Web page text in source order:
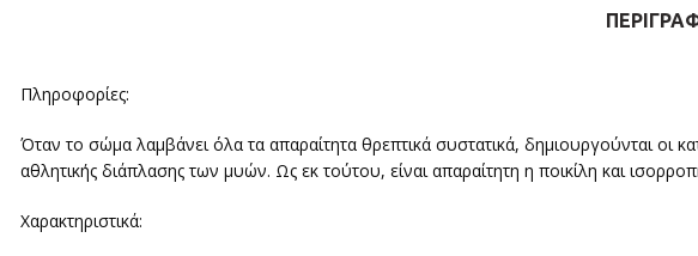
Πληροφορίες:
Όταν το σώμα λαμβάνει όλα τα απαραίτητα θρεπτικά συστατικά, δημιουργούνται οι
αθλητικής διάπλασης των μυών. Ως εκ τούτου, είναι απαραίτητη η ποικίλη και
Χαρακτηριστικά: